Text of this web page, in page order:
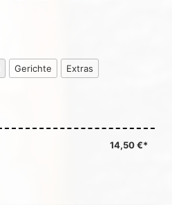
Gerichte Extras
14,50 €*